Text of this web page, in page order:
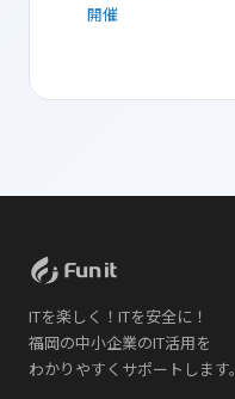
開催
ITを楽しく！ITを安全に！
福岡の中小企業のIT活用を
わかりやすくサポートします。